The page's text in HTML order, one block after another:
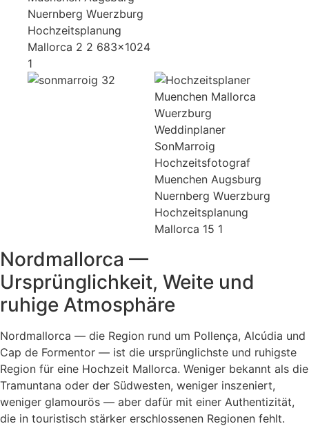
Nordmallorca —
Ursprünglichkeit, Weite und
ruhige Atmosphäre
Nordmallorca — die Region rund um Pollença, Alcúdia und
Cap de Formentor — ist die ursprünglichste und ruhigste
Region für eine Hochzeit Mallorca. Weniger bekannt als die
Tramuntana oder der Südwesten, weniger inszeniert,
weniger glamourös — aber dafür mit einer Authentizität,
die in touristisch stärker erschlossenen Regionen fehlt.